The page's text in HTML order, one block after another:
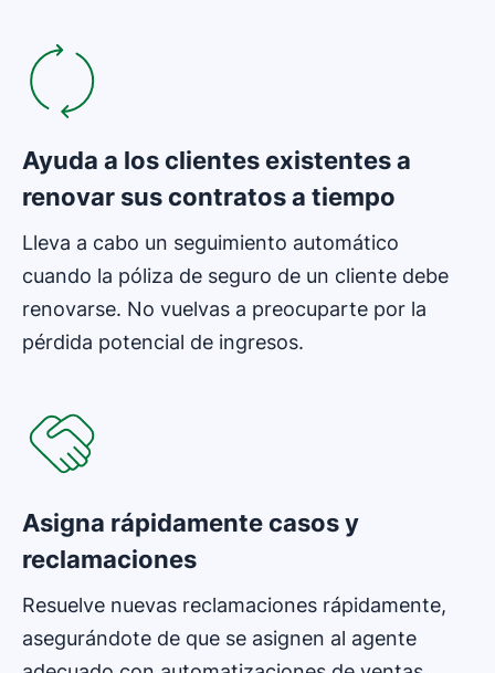
Ayuda a los clientes existentes a
renovar sus contratos a tiempo
Lleva a cabo un seguimiento automático
cuando la póliza de seguro de un cliente debe
renovarse. No vuelvas a preocuparte por la
pérdida potencial de ingresos.
Asigna rápidamente casos y
reclamaciones
Resuelve nuevas reclamaciones rápidamente,
asegurándote de que se asignen al agente